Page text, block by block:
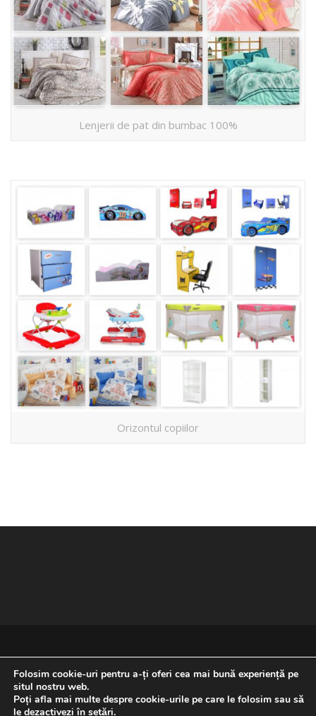
Lenjerii de pat din bumbac 100%
Orizontul copiilor
REVENIRE LA ÎNCEPUTUL PAGINII
Folosim cookie-uri pentru a-ți oferi cea mai bună experiență pe
situl nostru web.
Poți afla mai multe despre cookie-urile pe care le folosim sau să
le dezactivezi în setări.